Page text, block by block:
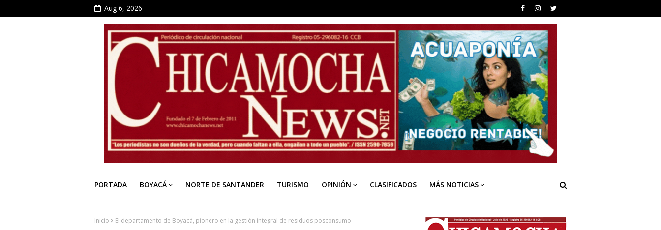
Aug 6, 2026
PORTADA BOYACÁ NORTE DE SANTANDER TURISMO OPINIÓN CLASIFICADOS MÁS NOTICIAS
Inicio El departamento de Boyacá, pionero en la gestión integral de residuos posconsumo